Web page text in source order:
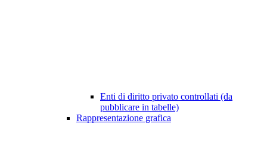
Enti di diritto privato controllati (da
pubblicare in tabelle)
Rappresentazione grafica